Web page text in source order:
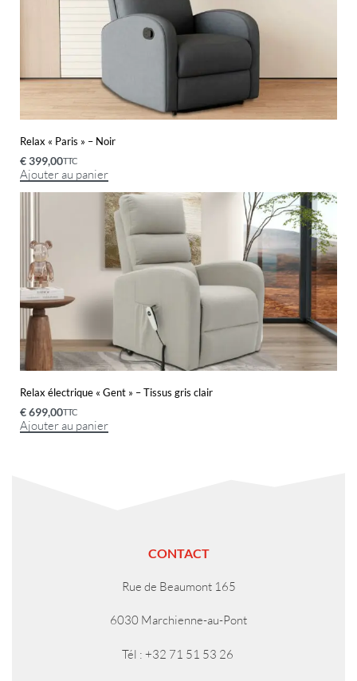
Relax « Paris » – Noir
€399,00TTC
Ajouter au panier
Relax électrique « Gent » – Tissus gris clair
€699,00TTC
Ajouter au panier
CONTACT
Rue de Beaumont 165
6030 Marchienne-au-Pont
Tél : +32 71 51 53 26